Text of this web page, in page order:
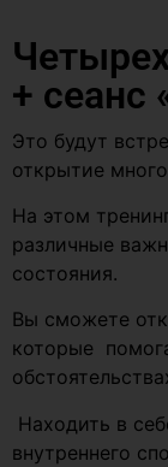
+ сеанс
Это будут
открытие
На этом
различные
состояния.
Вы сможете
которые
Находить в
внутреннего